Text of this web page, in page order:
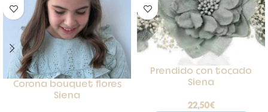
Corona bouquet flores
Siena
Prendido con tocado
Siena
22,50€